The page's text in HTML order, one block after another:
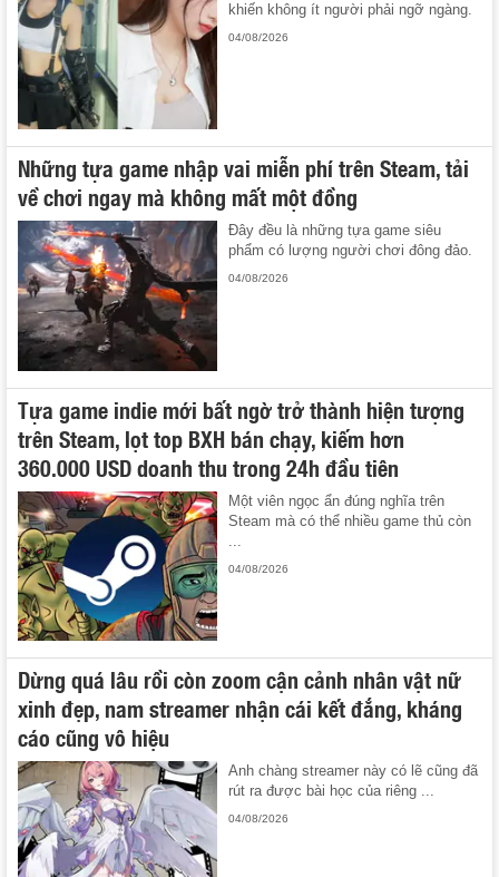
khiến không ít người phải ngỡ ngàng.
04/08/2026
Những tựa game nhập vai miễn phí trên Steam, tải
về chơi ngay mà không mất một đồng
Đây đều là những tựa game siêu
phẩm có lượng người chơi đông đảo.
04/08/2026
Tựa game indie mới bất ngờ trở thành hiện tượng
trên Steam, lọt top BXH bán chạy, kiếm hơn
360.000 USD doanh thu trong 24h đầu tiên
Một viên ngọc ẩn đúng nghĩa trên
Steam mà có thể nhiều game thủ còn
04/08/2026
Dừng quá lâu rồi còn zoom cận cảnh nhân vật nữ
xinh đẹp, nam streamer nhận cái kết đắng, kháng
cáo cũng vô hiệu
Anh chàng streamer này có lẽ cũng đã
rút ra được bài học của riêng ...
04/08/2026